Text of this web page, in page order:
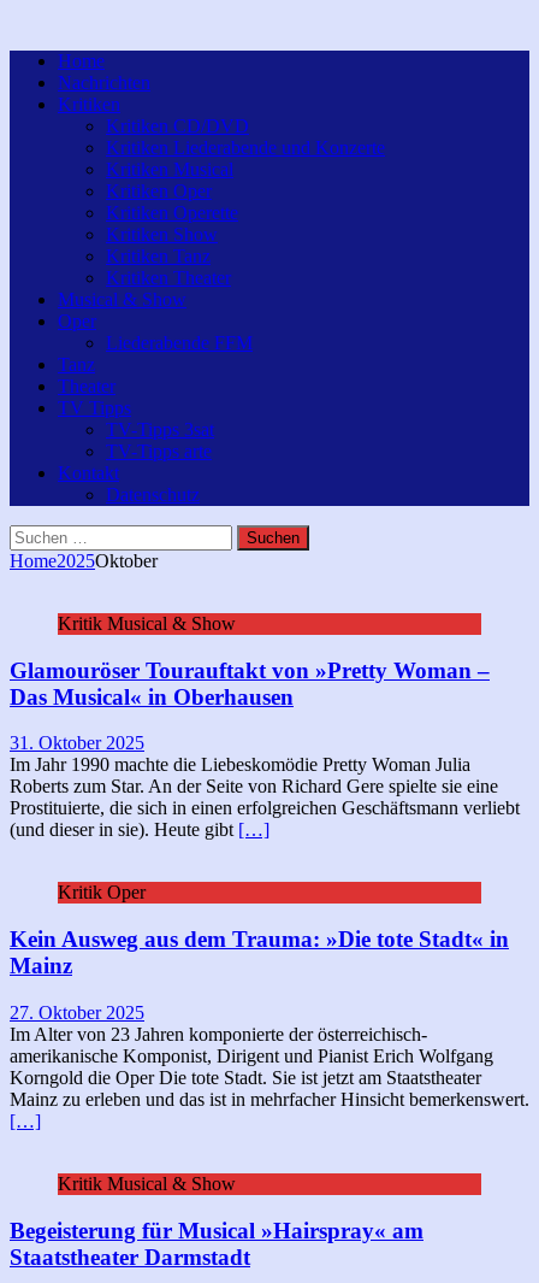
Home
Nachrichten
Kritiken
Kritiken CD/DVD
Kritiken Liederabende und Konzerte
Kritiken Musical
Kritiken Oper
Kritiken Operette
Kritiken Show
Kritiken Tanz
Kritiken Theater
Musical & Show
Oper
Liederabende FFM
Tanz
Theater
TV Tipps
TV-Tipps 3sat
TV-Tipps arte
Kontakt
Datenschutz
Suchen
nach:
Home2025Oktober
Kritik Musical & Show
Glamouröser Tourauftakt von »Pretty Woman –
Das Musical« in Oberhausen
31. Oktober 2025
Im Jahr 1990 machte die Liebeskomödie Pretty Woman Julia
Roberts zum Star. An der Seite von Richard Gere spielte sie eine
Prostituierte, die sich in einen erfolgreichen Geschäftsmann verliebt
(und dieser in sie). Heute gibt […]
Kritik Oper
Kein Ausweg aus dem Trauma: »Die tote Stadt« in
Mainz
27. Oktober 2025
Im Alter von 23 Jahren komponierte der österreichisch-
amerikanische Komponist, Dirigent und Pianist Erich Wolfgang
Korngold die Oper Die tote Stadt. Sie ist jetzt am Staatstheater
Mainz zu erleben und das ist in mehrfacher Hinsicht bemerkenswert.
[…]
Kritik Musical & Show
Begeisterung für Musical »Hairspray« am
Staatstheater Darmstadt